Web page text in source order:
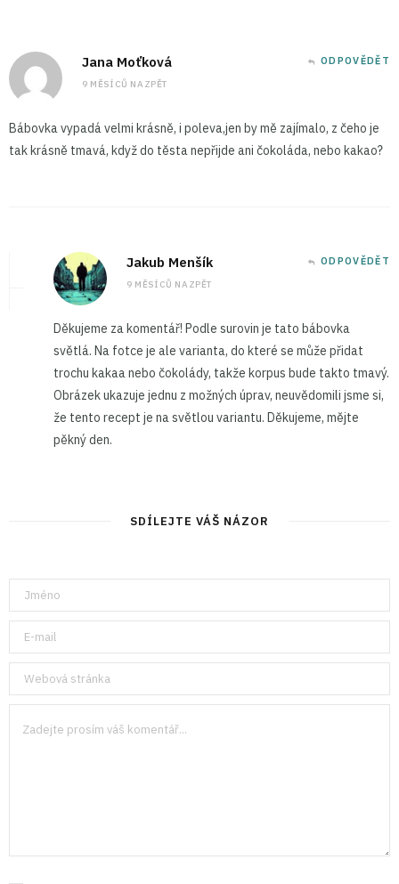
Jana Moťková
9 MĚSÍCŮ NAZPĚT
ODPOVĚDĚT
Bábovka vypadá velmi krásně, i poleva,jen by mě zajímalo, z čeho je
tak krásně tmavá, když do těsta nepřijde ani čokoláda, nebo kakao?
Jakub Menšík
9 MĚSÍCŮ NAZPĚT
ODPOVĚDĚT
Děkujeme za komentář! Podle surovin je tato bábovka
světlá. Na fotce je ale varianta, do které se může přidat
trochu kakaa nebo čokolády, takže korpus bude takto tmavý.
Obrázek ukazuje jednu z možných úprav, neuvědomili jsme si,
že tento recept je na světlou variantu. Děkujeme, mějte
pěkný den.
SDÍLEJTE VÁŠ NÁZOR